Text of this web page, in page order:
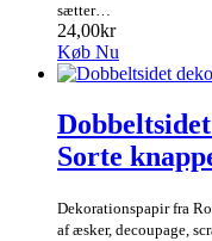
sætter…
24,00kr
Køb Nu
Sorte
Dekorationspapir fra
af æsker, decoupage,